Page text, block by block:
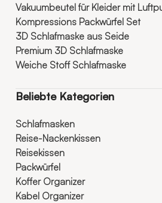
Vakuumbeutel für Kleider mit
Kompressions Packwürfel Set
3D Schlafmaske aus Seide
Premium 3D Schlafmaske
Weiche Stoff Schlafmaske
Beliebte Kategorien
Schlafmasken
Reise-Nackenkissen
Reisekissen
Packwürfel
Koffer Organizer
Kabel Organizer